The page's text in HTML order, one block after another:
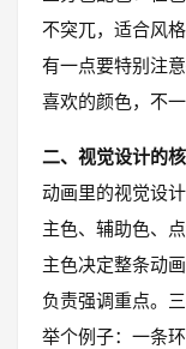
不突兀，适合风
有一点要特别注
喜欢的颜色，不
二、视觉设计的
动画里的视觉设
主色、辅助色、
主色决定整条动
负责强调重点。
举个例子：一条